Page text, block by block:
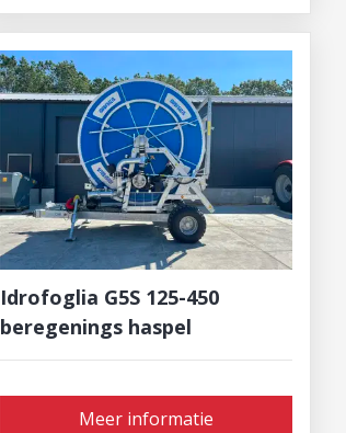
Idrofoglia G5S 125-450
beregenings haspel
Meer informatie